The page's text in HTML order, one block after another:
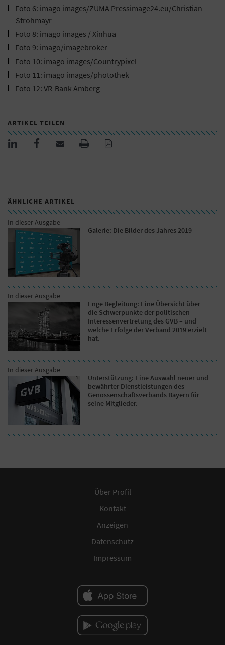
Foto 6: imago images/ZUMA Pressimage24.eu/Christian
Strohmayr
Foto 8: imago images / Xinhua
Foto 9: imago/imagebroker
Foto 10: imago images/Countrypixel
Foto 11: imago images/photothek
Foto 12: VR-Bank Amberg
ARTIKEL TEILEN
ÄHNLICHE ARTIKEL
In dieser Ausgabe
Galerie: Die Bilder des Jahres 2019
In dieser Ausgabe
Enge Begleitung: Eine Übersicht über
die Schwerpunkte der politischen
Interessenvertretung des GVB – und
welche Erfolge der Verband 2019 erzielt
hat.
In dieser Ausgabe
Unterstützung: Eine Auswahl neuer und
bewährter Dienstleistungen des
Genossenschaftsverbands Bayern für
seine Mitglieder.
Über Profil
Kontakt
Anzeigen
Datenschutz
Impressum